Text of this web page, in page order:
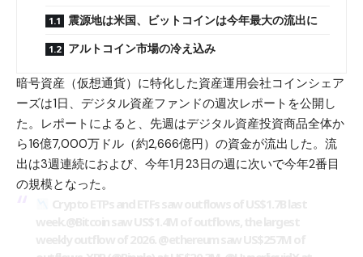
震源地は米国、ビットコインは今年最大の流出に
アルトコイン市場の冷え込み
暗号資産（仮想通貨）に特化した資産運用会社コインシェア
ーズは1日、デジタル資産ファンドの週次レポートを公開し
た。レポートによると、先週はデジタル資産投資商品全体か
ら16億7,000万ドル（約2,666億円）の資金が流出した。流
出は3週連続におよび、今年1月23日の週に次いで今年2番目
の規模となった。